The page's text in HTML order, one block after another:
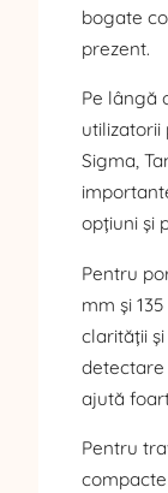
bogate
prezent.
Pe lângă
utilizatorii
Sigma,
opțiuni și
Pentru
mm și
clarității
detectare
ajută
Pentru